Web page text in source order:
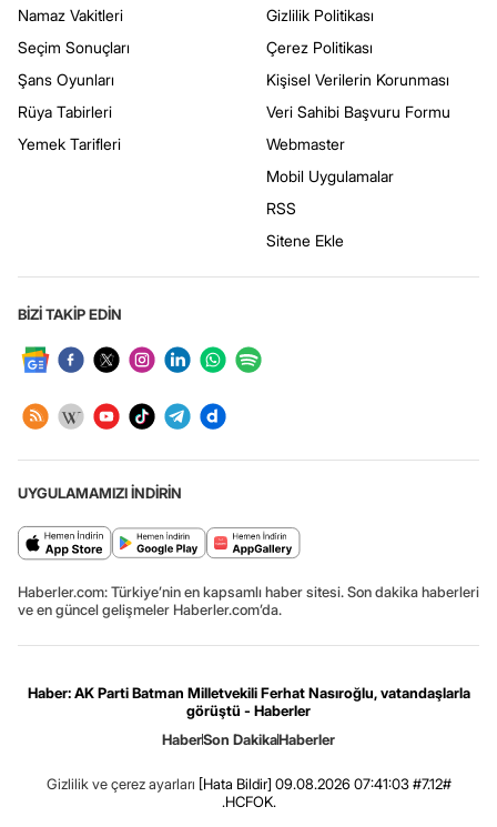
Namaz Vakitleri
Seçim Sonuçları
Şans Oyunları
Rüya Tabirleri
Yemek Tarifleri
Gizlilik Politikası
Çerez Politikası
Kişisel Verilerin Korunması
Veri Sahibi Başvuru Formu
Webmaster
Mobil Uygulamalar
RSS
Sitene Ekle
BİZİ TAKİP EDİN
UYGULAMAMIZI İNDİRİN
Haberler.com: Türkiye’nin en kapsamlı haber sitesi. Son dakika haberleri
ve en güncel gelişmeler Haberler.com’da.
Haber: AK Parti Batman Milletvekili Ferhat Nasıroğlu, vatandaşlarla
görüştü - Haberler
HaberSon DakikaHaberler
Gizlilik ve çerez ayarları [Hata Bildir] 09.08.2026 07:41:03 #7.12#
.HCFOK.